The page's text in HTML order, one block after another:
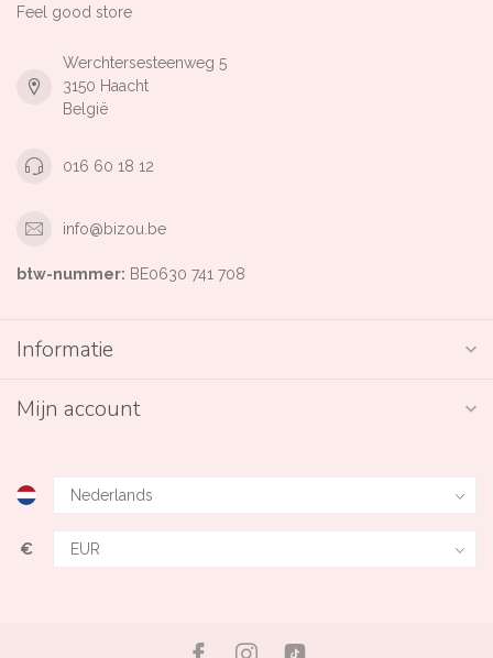
Feel good store
Werchtersesteenweg 5
3150 Haacht
België
016 60 18 12
info@bizou.be
btw-nummer: BE0630 741 708
Informatie
Mijn account
€